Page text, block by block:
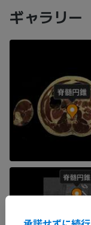
ギャラリー